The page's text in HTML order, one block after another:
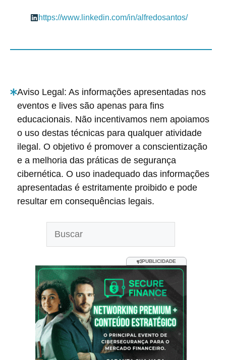
https://www.linkedin.com/in/alfredosantos/
Aviso Legal: As informações apresentadas nos
eventos e lives são apenas para fins
educacionais. Não incentivamos nem apoiamos
o uso destas técnicas para qualquer atividade
ilegal. O objetivo é promover a conscientização
e a melhoria das práticas de segurança
cibernética. O uso inadequado das informações
apresentadas é estritamente proibido e pode
resultar em consequências legais.
PUBLICIDADE